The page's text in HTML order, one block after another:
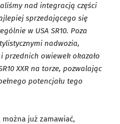
nad integracją części
sprzedającego się
w USA SR10. Poza
nadwozia,
przednich owiewek okazało
XXR na torze, pozwalając
potencjału tego
można już zamawiać,